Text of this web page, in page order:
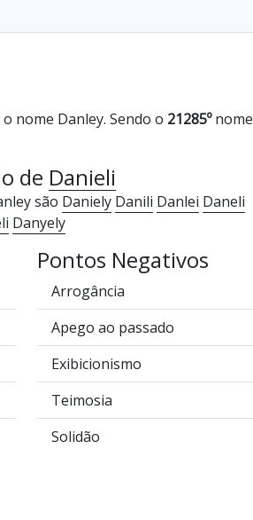
nome Danley. Sendo o 21285ºnome
de Danieli
são Daniely Danili Danlei Daneli
Danyely
Pontos Negativos
Arrogância
Apego ao passado
Exibicionismo
Teimosia
Solidão